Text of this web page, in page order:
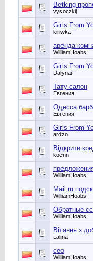
Betking
vysoczkij
Girls From
kiriwka
аренда
WilliamHoabs
Girls From
Dalynai
Тату салон
Евгения
Одесса
Евгения
Girls From
ardzo
Відкрити
koenn
WilliamHoabs
Mail.ru
WilliamHoabs
Обратные
WilliamHoabs
Вітання з
Lalina
сео
WilliamHoabs